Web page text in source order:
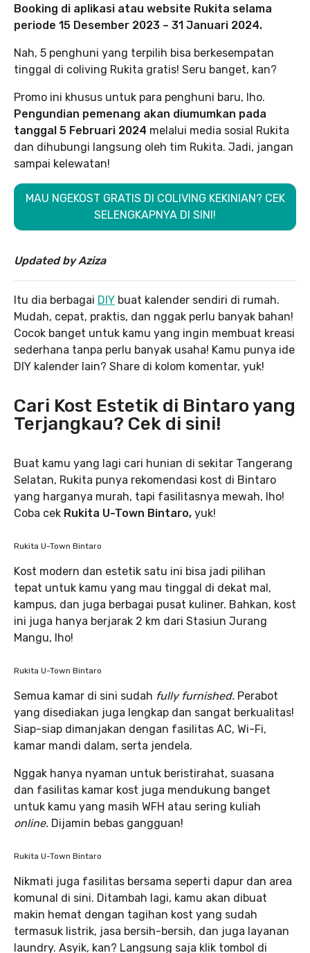
Booking di aplikasi atau website Rukita selama
periode 15 Desember 2023 – 31 Januari 2024.
Nah, 5 penghuni yang terpilih bisa berkesempatan
tinggal di coliving Rukita gratis! Seru banget, kan?
Promo ini khusus untuk para penghuni baru, lho.
Pengundian pemenang akan diumumkan pada
tanggal 5 Februari 2024 melalui media sosial Rukita
dan dihubungi langsung oleh tim Rukita. Jadi, jangan
sampai kelewatan!
MAU NGEKOST GRATIS DI COLIVING KEKINIAN? CEK
SELENGKAPNYA DI SINI!
Updated by Aziza
Itu dia berbagai DIY buat kalender sendiri di rumah.
Mudah, cepat, praktis, dan nggak perlu banyak bahan!
Cocok banget untuk kamu yang ingin membuat kreasi
sederhana tanpa perlu banyak usaha! Kamu punya ide
DIY kalender lain? Share di kolom komentar, yuk!
Cari Kost Estetik di Bintaro yang
Terjangkau? Cek di sini!
Buat kamu yang lagi cari hunian di sekitar Tangerang
Selatan, Rukita punya rekomendasi kost di Bintaro
yang harganya murah, tapi fasilitasnya mewah, lho!
Coba cek Rukita U-Town Bintaro, yuk!
Rukita U-Town Bintaro
Kost modern dan estetik satu ini bisa jadi pilihan
tepat untuk kamu yang mau tinggal di dekat mal,
kampus, dan juga berbagai pusat kuliner. Bahkan, kost
ini juga hanya berjarak 2 km dari Stasiun Jurang
Mangu, lho!
Rukita U-Town Bintaro
Semua kamar di sini sudah fully furnished. Perabot
yang disediakan juga lengkap dan sangat berkualitas!
Siap-siap dimanjakan dengan fasilitas AC, Wi-Fi,
kamar mandi dalam, serta jendela.
Nggak hanya nyaman untuk beristirahat, suasana
dan fasilitas kamar kost juga mendukung banget
untuk kamu yang masih WFH atau sering kuliah
online. Dijamin bebas gangguan!
Rukita U-Town Bintaro
Nikmati juga fasilitas bersama seperti dapur dan area
komunal di sini. Ditambah lagi, kamu akan dibuat
makin hemat dengan tagihan kost yang sudah
termasuk listrik, jasa bersih-bersih, dan juga layanan
laundry. Asyik, kan? Langsung saja klik tombol di